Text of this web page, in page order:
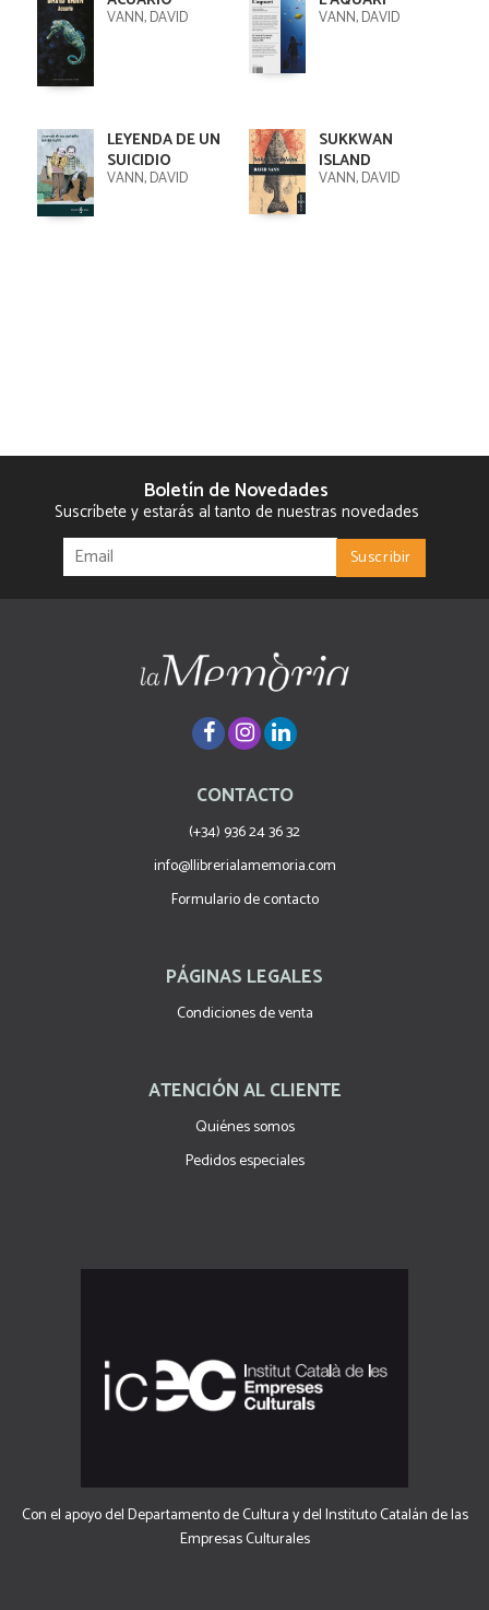
VANN, DAVID VANN, DAVID
LEYENDA DE UN
SUICIDIO
VANN, DAVID
SUKKWAN
ISLAND
VANN, DAVID
Boletín de Novedades
Suscríbete y estarás al tanto de nuestras novedades
CONTACTO
(+34) 936 24 36 32
info@llibrerialamemoria.com
Formulario de contacto
PÁGINAS LEGALES
Condiciones de venta
ATENCIÓN AL CLIENTE
Quiénes somos
Pedidos especiales
Con el apoyo del Departamento de Cultura y del Instituto Catalán de las
Empresas Culturales